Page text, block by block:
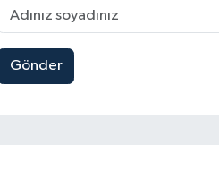
Gönder